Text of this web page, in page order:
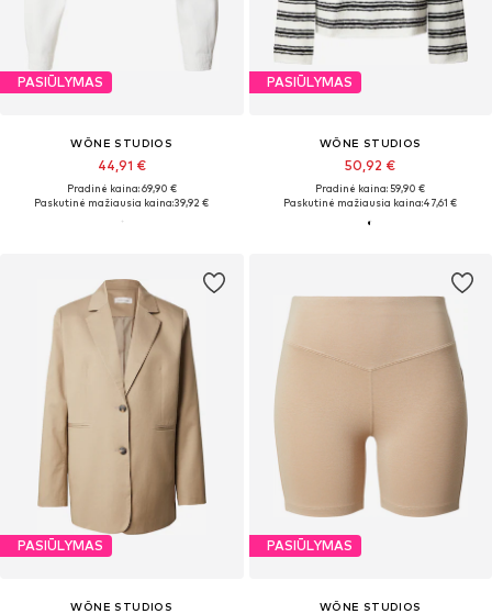
PASIŪLYMAS
WÔNE STUDIOS
44,91 €
Pradinė kaina: 69,90 €
Paskutinė mažiausia kaina:39,92 €
PASIŪLYMAS
WÔNE STUDIOS
50,92 €
Pradinė kaina: 59,90 €
Paskutinė mažiausia kaina:47,61 €
PASIŪLYMAS
WÔNE STUDIOS
PASIŪLYMAS
WÔNE STUDIOS